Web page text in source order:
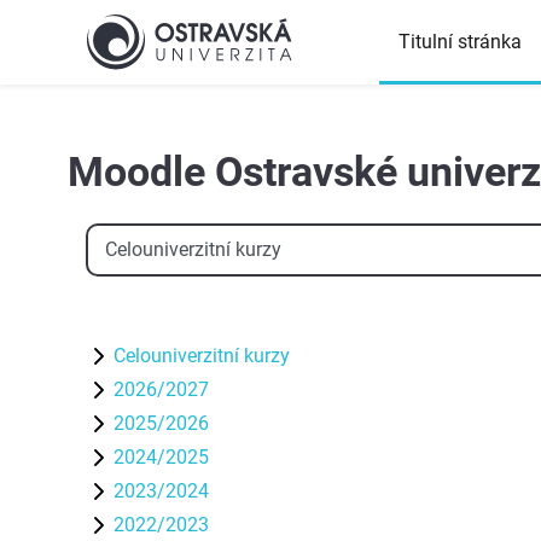
Přejít k hlavnímu obsahu
Titulní stránka
Moodle Ostravské
Kategorie kurzů
Celouniverzitní kurzy
2026/2027
2025/2026
2024/2025
2023/2024
2022/2023